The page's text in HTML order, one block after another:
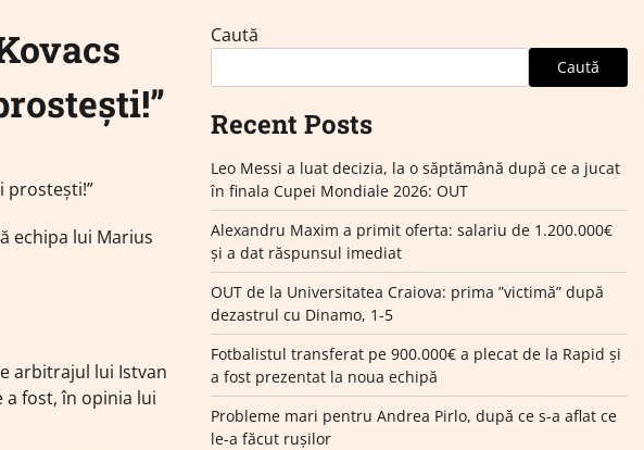
echipa lui Marius
arbitrajul lui Istvan
a fost, în opinia lui
Caută
Caută
Recent Posts
Leo Messi a luat decizia, la o săptămână după ce a jucat
în finala Cupei Mondiale 2026: OUT
Alexandru Maxim a primit oferta: salariu de 1.200.000€
și a dat răspunsul imediat
OUT de la Universitatea Craiova: prima ”victimă” după
dezastrul cu Dinamo, 1-5
Fotbalistul transferat pe 900.000€ a plecat de la Rapid și
a fost prezentat la noua echipă
Probleme mari pentru Andrea Pirlo, după ce s-a aflat ce
le-a făcut rușilor